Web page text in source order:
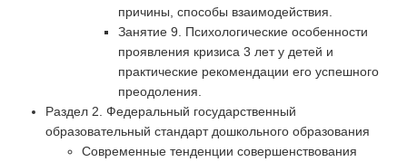
причины, способы взаимодействия.
Занятие 9. Психологические особенности
проявления кризиса 3 лет у детей и
практические рекомендации его успешного
преодоления.
Раздел 2. Федеральный государственный
образовательный стандарт дошкольного образования
Современные тенденции совершенствования